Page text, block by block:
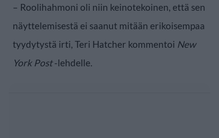
– Roolihahmoni oli niin keinotekoinen, että sen
näyttelemisestä ei saanut mitään erikoisempaa
tyydytystä irti, Teri Hatcher kommentoi New
York Post-lehdelle.